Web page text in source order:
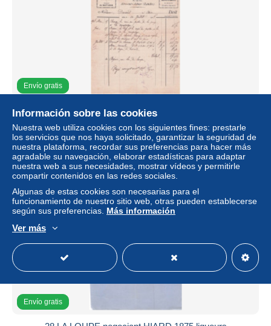
Envío gratis
40 AIRE SUR ADOUR plombier CAZADE 1908 travaux
± 16,18 US$
Estatus Profesional
Nuevo
Envío gratis
Información sobre las cookies
Nuestra web utiliza cookies con los siguientes fines: prestarle
los servicios que nos haya solicitado, garantizar la seguridad de
nuestra plataforma, recordar sus preferencias para hacer más
agradable su navegación, elaborar estadísticas para adaptar
nuestra web a sus necesidades, mostrar vídeos y permitirle
compartir contenidos en las redes sociales.
Algunas de estas cookies son necesarias para el
funcionamiento de nuestro sitio web, otras pueden establecerse
según sus preferencias. Más información
Ver más